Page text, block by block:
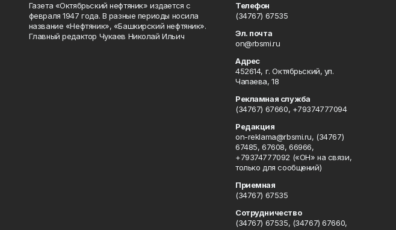
Газета «Октябрьский нефтяник» издается с
февраля 1947 года. В разные периоды носила
название «Нефтяник», «Башкирский нефтяник».
Главный редактор Чукаев Николай Ильич
Телефон
(34767) 67535
Эл. почта
on@rbsmi.ru
Адрес
452614, г. Октябрьский, ул.
Чапаева, 18
Рекламная служба
(34767) 67660, +79374777094
Редакция
on-reklama@rbsmi.ru, (34767)
67485, 67608, 66966,
+79374777092 («ОН» на связи,
только для сообщений)
Приемная
(34767) 67535
Сотрудничество
(34767) 67535, (34767) 67660,